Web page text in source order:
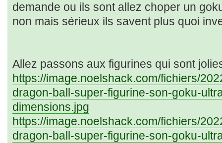
demande ou ils sont allez choper un
non mais sérieux ils savent plus quoi
Allez passons aux figurines qui sont
https://image.noelshack.com/fichiers/
dragon-ball-super-figurine-son-goku-
dimensions.jpg
https://image.noelshack.com/fichiers/
dragon-ball-super-figurine-son-goku-